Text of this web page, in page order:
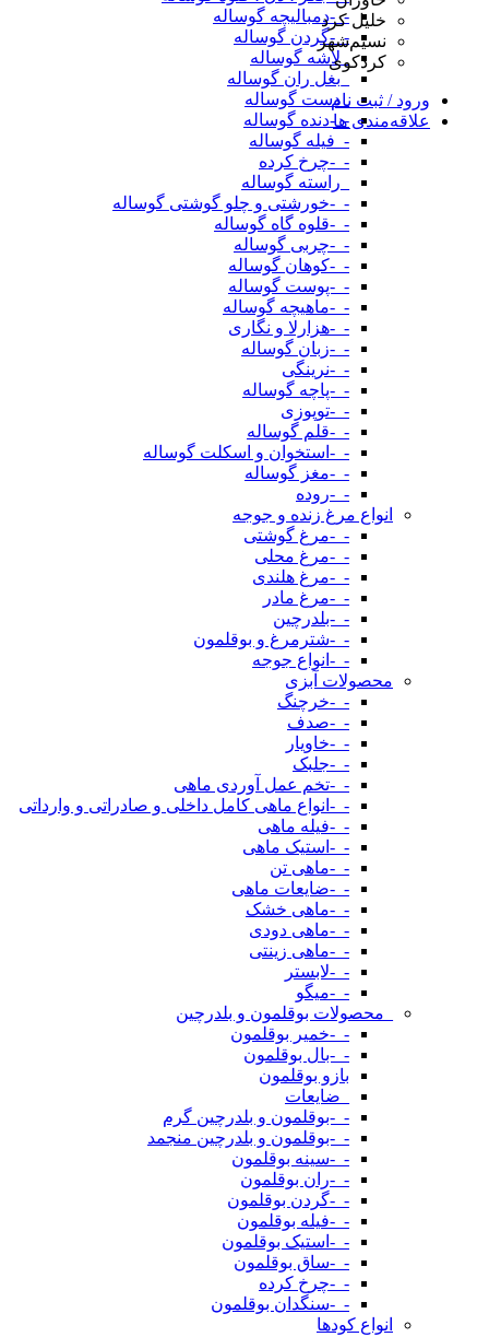
-_-دمبالیچه گوساله
-_-گردن گوساله
_لاشه گوساله
_بغل ران گوساله
_دست گوساله
-_-دنده گوساله
-_فیله گوساله
-_-چرخ کرده
_راسته گوساله
-_-خورشتی و چلو گوشتی گوساله
-_-قلوه گاه گوساله
-_-چربی گوساله
-_-کوهان گوساله
-_-پوست گوساله
-_-ماهیچه گوساله
-_-هزارلا و نگاری
-_-زبان گوساله
-_-نرینگی
-_-پاچه گوساله
-_-توپوزی
-_-قلم گوساله
-_-استخوان و اسکلت گوساله
-_-مغز گوساله
-_-روده
انواع مرغ زنده و جوجه
-_-مرغ گوشتی
-_-مرغ محلی
-_-مرغ هلندی
-_-مرغ مادر
-_-بلدرچین
-_-شترمرغ و بوقلمون
-_-انواع جوجه
محصولات آبزی
-_-خرچنگ
-_-صدف
-_-خاویار
-_-جلبک
-_-تخم عمل آوردی ماهی
-_-انواع ماهی کامل داخلی و صادراتی و وارداتی
-_-فیله ماهی
-_-استیک ماهی
-_-ماهی تن
-_-ضایعات ماهی
-_-ماهی خشک
-_-ماهی دودی
-_-ماهی زینتی
-_-لابستر
-_-میگو
_محصولات بوقلمون و بلدرچین
-_-خمیر بوقلمون
-_-بال بوقلمون
بازو بوقلمون
_ضایعات
-_-بوقلمون و بلدرچین گرم
-_-بوقلمون و بلدرچین منجمد
-_-سینه بوقلمون
-_-ران بوقلمون
-_-گردن بوقلمون
-_-فیله بوقلمون
-_-استیک بوقلمون
-_-ساق بوقلمون
-_-چرخ کرده
-_-سنگدان بوقلمون
انواع کودها
خلیل کرد
نسیم‌شهر
کردکوی
ورود / ثبت نام
علاقه‌مندی ها